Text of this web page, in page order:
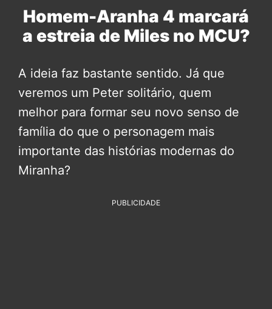
Homem-Aranha 4 marcará
a estreia de Miles no MCU?
A ideia faz bastante sentido. Já que
veremos um Peter solitário, quem
melhor para formar seu novo senso de
família do que o personagem mais
importante das histórias modernas do
Miranha?
PUBLICIDADE